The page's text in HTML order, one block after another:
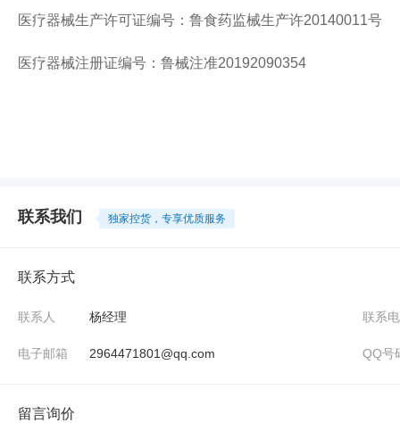
医疗器械生产许可证编号：鲁食药监械生产许20140011号
医疗器械注册证编号：鲁械注准20192090354
联系我们 独家控货，专享优质服务
联系方式
联系人 杨经理 联系
电子邮箱 2964471801@qq.com QQ号
留言询价